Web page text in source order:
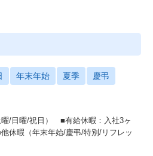
年末年始 夏季 慶弔
/日曜/祝日） ■有給休暇：入社3ヶ
休暇（年末年始/慶弔/特別/リフレッ